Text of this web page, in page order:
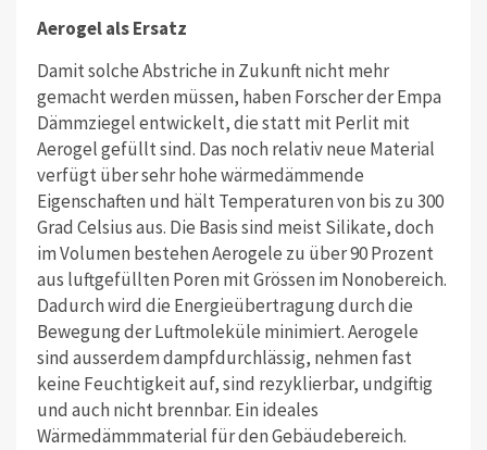
Aerogel als Ersatz
Damit solche Abstriche in Zukunft nicht mehr
gemacht werden müssen, haben Forscher der Empa
Dämmziegel entwickelt, die statt mit Perlit mit
Aerogel gefüllt sind. Das noch relativ neue Material
verfügt über sehr hohe wärmedämmende
Eigenschaften und hält Temperaturen von bis zu 300
Grad Celsius aus. Die Basis sind meist Silikate, doch
im Volumen bestehen Aerogele zu über 90 Prozent
aus luftgefüllten Poren mit Grössen im Nonobereich.
Dadurch wird die Energieübertragung durch die
Bewegung der Luftmoleküle minimiert. Aerogele
sind ausserdem dampfdurchlässig, nehmen fast
keine Feuchtigkeit auf, sind rezyklierbar, undgiftig
und auch nicht brennbar. Ein ideales
Wärmedämmmaterial für den Gebäudebereich.